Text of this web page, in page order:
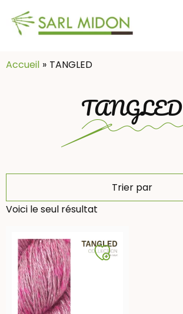
Accueil
TANGLED
TANGLED
Trier par
Voici le seul résultat